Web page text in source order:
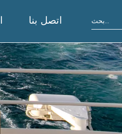
اتصل بنا